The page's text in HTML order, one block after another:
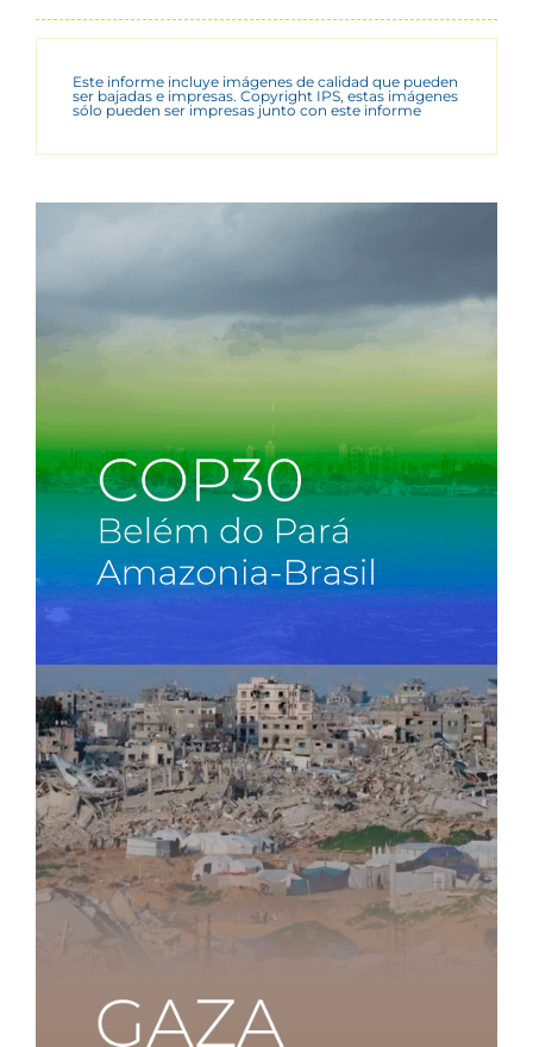
Este informe incluye imágenes de calidad que pueden
ser bajadas e impresas. Copyright IPS, estas imágenes
sólo pueden ser impresas junto con este informe